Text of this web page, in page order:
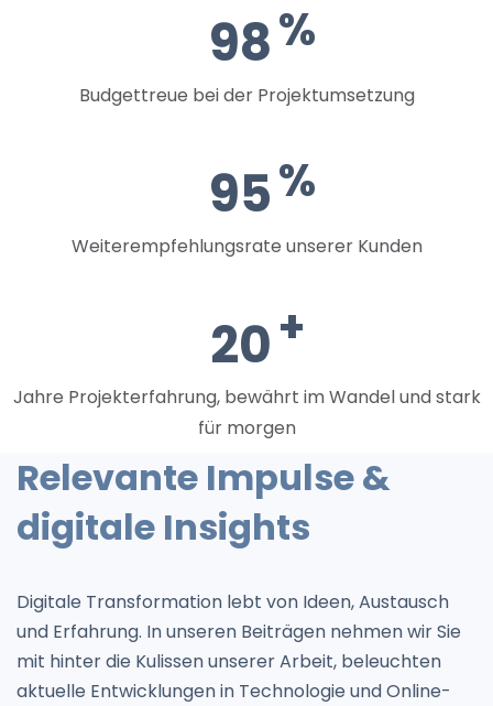
98
Budgettreue bei der Projektumsetzung
95
Weiterempfehlungsrate unserer Kunden
20
Jahre Projekterfahrung, bewährt im Wandel und stark
für morgen
Relevante Impulse &
digitale Insights
Digitale Transformation lebt von Ideen, Austausch
und Erfahrung. In unseren Beiträgen nehmen wir Sie
mit hinter die Kulissen unserer Arbeit, beleuchten
aktuelle Entwicklungen in Technologie und Online-